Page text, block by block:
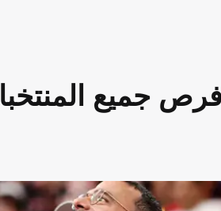
عن فرص جميع